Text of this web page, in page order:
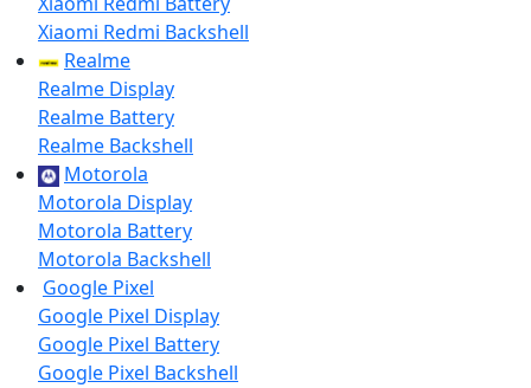
Xiaomi Redmi Backshell
Realme
Realme Display
Realme Battery
Realme Backshell
Motorola
Motorola Display
Motorola Battery
Motorola Backshell
Google Pixel
Google Pixel Display
Google Pixel Battery
Google Pixel Backshell